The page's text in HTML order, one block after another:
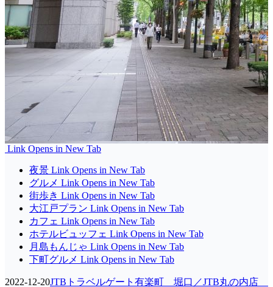
Link Opens in New Tab
夜景 Link Opens in New Tab
グルメ Link Opens in New Tab
街歩き Link Opens in New Tab
大江戸プラン Link Opens in New Tab
カフェ Link Opens in New Tab
ホテルビュッフェ Link Opens in New Tab
月島もんじゃ Link Opens in New Tab
下町グルメ Link Opens in New Tab
2022-12-20JTBトラベルゲート有楽町 堀口／JTB丸の内店